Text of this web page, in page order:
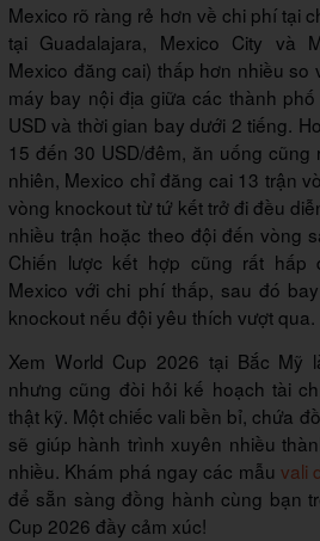
Mexico rõ ràng rẻ hơn về chi phí tại
tại Guadalajara, Mexico City và
Mexico đăng cai) thấp hơn nhiều so
máy bay nội địa giữa các thành
USD và thời gian bay dưới 2 tiếng.
15 đến 30 USD/đêm, ăn uống cũng
nhiên, Mexico chỉ đăng cai 13 trận
vòng knockout từ tứ kết trở đi đều
nhiều trận hoặc theo đội đến vòng
Chiến lược kết hợp cũng rất hấp
Mexico với chi phí thấp, sau đó
knockout nếu đội yêu thích vượt qua.
Xem World Cup 2026 tại Bắc Mỹ
nhưng cũng đòi hỏi kế hoạch tài
thật kỹ. Một chiếc vali bền bỉ, chứa
sẽ giúp hành trình xuyên nhiều
nhiều. Khám phá ngay các mẫu vali
để sẵn sàng đồng hành cùng bạn
Cup 2026 đầy cảm xúc!